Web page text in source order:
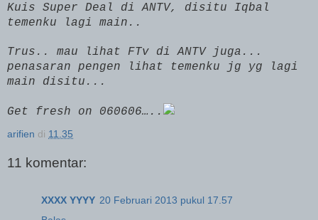
Kuis Super Deal di ANTV, disitu Iqbal
temenku lagi main..
Trus.. mau lihat FTv di ANTV juga...
penasaran pengen lihat temenku jg yg lagi
main disitu...
Get fresh on 060606…..
arifien di 11.35
11 komentar:
XXXX YYYY 20 Februari 2013 pukul 17.57